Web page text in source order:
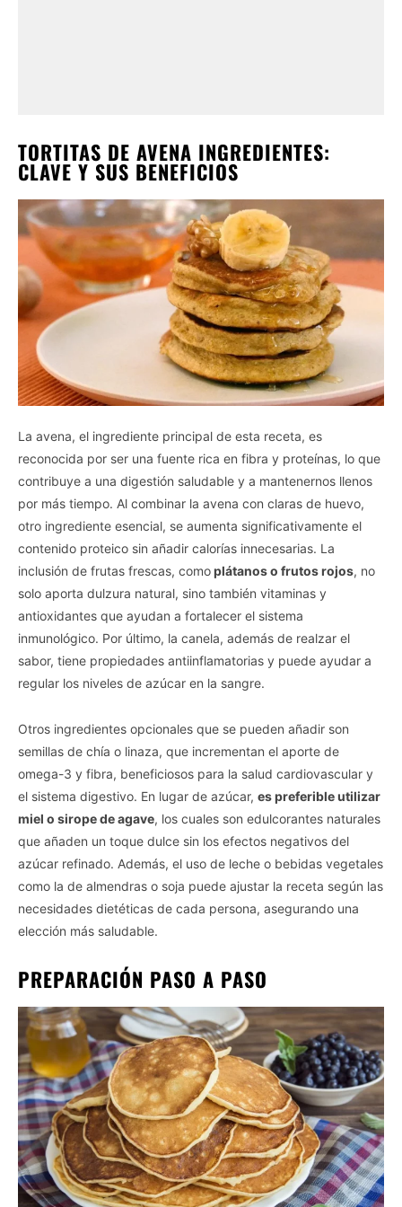
TORTITAS DE AVENA INGREDIENTES:
CLAVE Y SUS BENEFICIOS
La avena, el ingrediente principal de esta receta, es
reconocida por ser una fuente rica en fibra y proteínas, lo que
contribuye a una digestión saludable y a mantenernos llenos
por más tiempo. Al combinar la avena con claras de huevo,
otro ingrediente esencial, se aumenta significativamente el
contenido proteico sin añadir calorías innecesarias. La
inclusión de frutas frescas, comoplátanos o frutos rojos, no
solo aporta dulzura natural, sino también vitaminas y
antioxidantes que ayudan a fortalecer el sistema
inmunológico. Por último, la canela, además de realzar el
sabor, tiene propiedades antiinflamatorias y puede ayudar a
regular los niveles de azúcar en la sangre.
Otros ingredientes opcionales que se pueden añadir son
semillas de chía o linaza, que incrementan el aporte de
omega-3 y fibra, beneficiosos para la salud cardiovascular y
el sistema digestivo. En lugar de azúcar, es preferible utilizar
miel o sirope de agave, los cuales son edulcorantes naturales
que añaden un toque dulce sin los efectos negativos del
azúcar refinado. Además, el uso de leche o bebidas vegetales
como la de almendras o soja puede ajustar la receta según las
necesidades dietéticas de cada persona, asegurando una
elección más saludable.
PREPARACIÓN PASO A PASO